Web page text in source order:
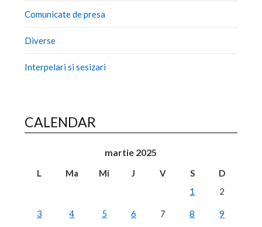
Comunicate de presa
Diverse
Interpelari si sesizari
CALENDAR
martie 2025
L Ma Mi J V S
D
1
2
3 4 5 6 7 8 9